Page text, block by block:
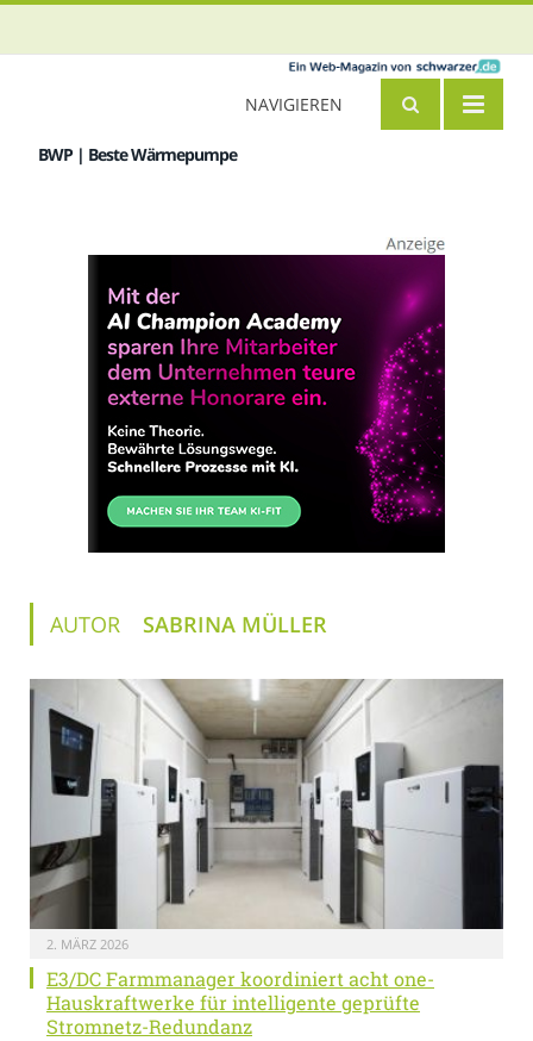
BWP | Beste Wärmepumpe
NAVIGIEREN
AUTOR SABRINA MÜLLER
2. MÄRZ 2026
E3/DC Farmmanager koordiniert acht one-
Hauskraftwerke für intelligente geprüfte
Stromnetz-Redundanz